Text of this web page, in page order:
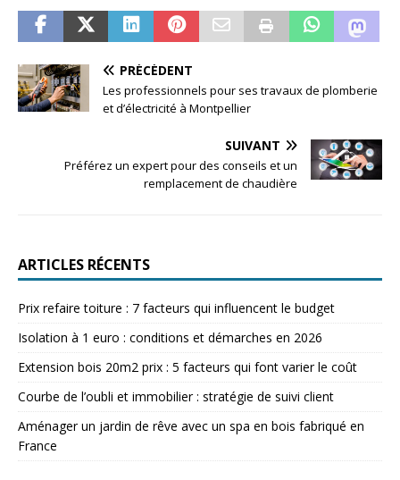
PRÉCÉDENT
Les professionnels pour ses travaux de plomberie
et d’électricité à Montpellier
SUIVANT
Préférez un expert pour des conseils et un
remplacement de chaudière
ARTICLES RÉCENTS
Prix refaire toiture : 7 facteurs qui influencent le budget
Isolation à 1 euro : conditions et démarches en 2026
Extension bois 20m2 prix : 5 facteurs qui font varier le coût
Courbe de l’oubli et immobilier : stratégie de suivi client
Aménager un jardin de rêve avec un spa en bois fabriqué en
France